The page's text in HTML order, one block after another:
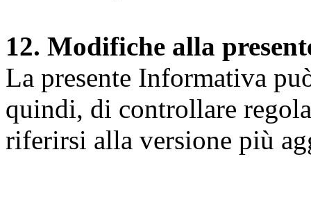
12. Modifiche alla
La presente Informativa
quindi, di controllare
riferirsi alla versione più